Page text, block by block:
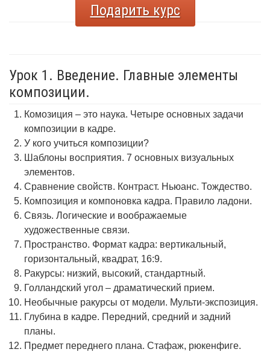
Подарить курс
Урок 1. Введение. Главные элементы
композиции.
Комозиция – это наука. Четыре основных задачи
композиции в кадре.
У кого учиться композиции?
Шаблоны восприятия. 7 основных визуальных
элементов.
Сравнение свойств. Контраст. Ньюанс. Тождество.
Композиция и компоновка кадра. Правило ладони.
Связь. Логические и воображаемые
художественные связи.
Пространство. Формат кадра: вертикальный,
горизонтальный, квадрат, 16:9.
Ракурсы: низкий, высокий, стандартный.
Голландский угол – драматический прием.
Необычные ракурсы от модели. Мульти-экспозиция.
Глубина в кадре. Передний, средний и задний
планы.
Предмет переднего плана. Стафаж, рюкенфиге.